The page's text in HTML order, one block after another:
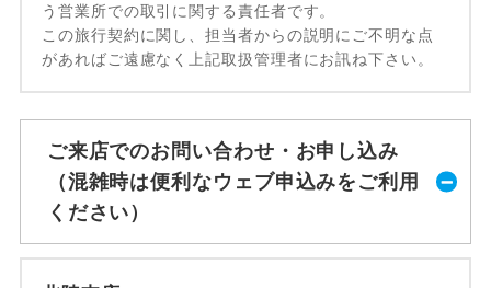
う営業所での取引に関する責任者です。
この旅行契約に関し、担当者からの説明にご不明な点
があればご遠慮なく上記取扱管理者にお訊ね下さい。
ご来店でのお問い合わせ・お申し込み
（混雑時は便利なウェブ申込みをご利用
ください）